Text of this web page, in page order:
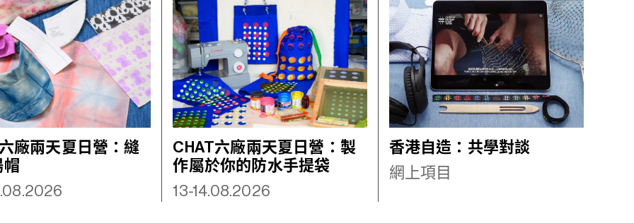
廠兩天夏日營：縫
帽
CHAT六廠兩天夏日營：製
作屬於你的防水手提袋
13-14.08.2026
香港自造：共學對談
網上項目